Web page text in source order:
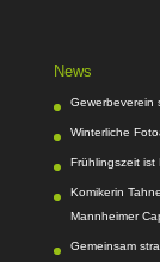
News
Gewerbeverein
Winterliche
Frühlingszeit ist
Komikerin
Mannheimer
Gemeinsam